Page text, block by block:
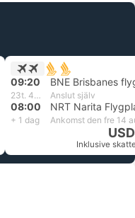
09:20 BNE Brisbanes
23t. 40m Anslut själv
08:00
+ 1 dag Ankomst den fre 14
Inklusive